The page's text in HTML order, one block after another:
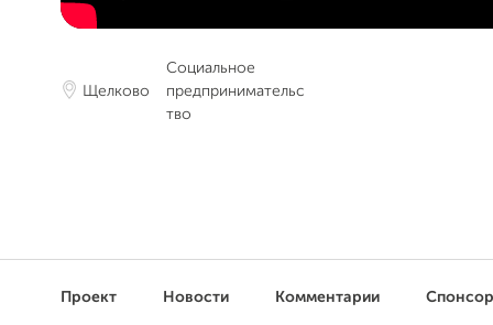
Щелково
Социальное
предпринимательс
тво
Проект Новости Комментарии